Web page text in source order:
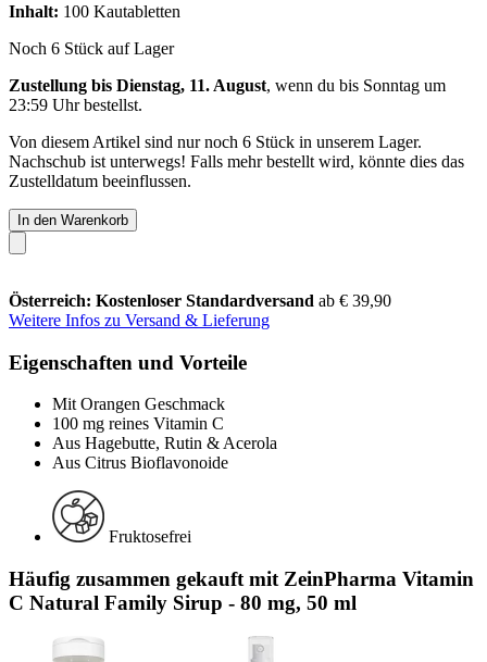
Inhalt: 100 Kautabletten
Noch 6 Stück auf Lager
Zustellung bis Dienstag, 11. August, wenn du bis Sonntag um
23:59 Uhrbestellst.
Von diesem Artikel sind nur noch 6 Stück in unserem Lager.
Nachschub ist unterwegs! Falls mehr bestellt wird, könnte dies das
Zustelldatum beeinflussen.
In den Warenkorb
Österreich: Kostenloser Standardversand ab € 39,90
Weitere Infos zu Versand & Lieferung
Eigenschaften und Vorteile
Mit Orangen Geschmack
100 mg reines Vitamin C
Aus Hagebutte, Rutin & Acerola
Aus Citrus Bioflavonoide
Fruktosefrei
Häufig zusammen gekauft mit ZeinPharma Vitamin
C Natural Family Sirup - 80 mg, 50 ml